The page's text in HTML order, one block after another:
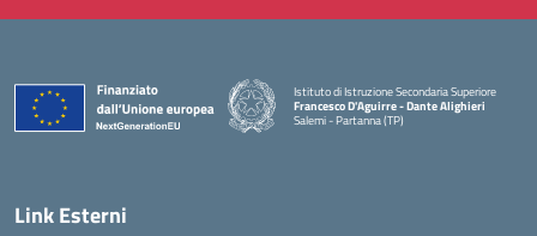
Istituto di Istruzione Secondaria Superiore
Francesco D'Aguirre - Dante Alighieri
Salemi - Partanna (TP)
Link Esterni